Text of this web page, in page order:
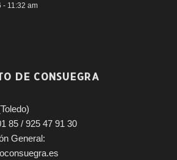
- 11:32 am
DE CONSUEGRA
85 / 925 47 91 30
General: